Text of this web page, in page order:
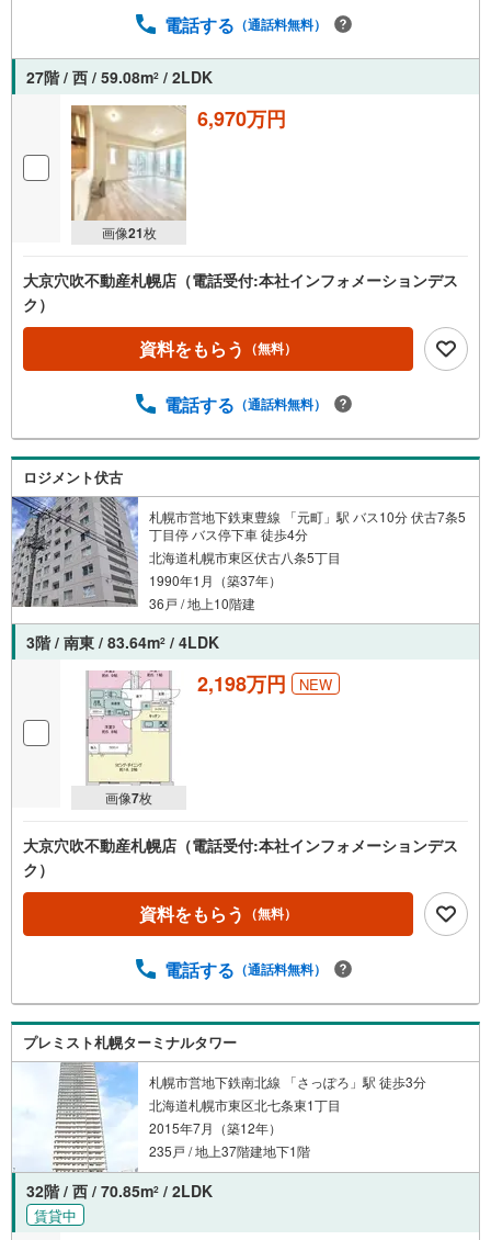
電話する （通話料無料）
27階 / 西 / 59.08m2 / 2LDK
画像21枚
6,970万円
大京穴吹不動産札幌店（電話受付:本社インフォメーションデス
ク）
資料をもらう （無料）
電話する （通話料無料）
ロジメント伏古
札幌市営地下鉄東豊線 「元町」駅 バス10分 伏古7条5
丁目停 バス停下車 徒歩4分
北海道札幌市東区伏古八条5丁目
1990年1月（築37年）
36戸 / 地上10階建
3階 / 南東 / 83.64m2 / 4LDK
画像7枚
2,198万円 NEW
大京穴吹不動産札幌店（電話受付:本社インフォメーションデス
ク）
資料をもらう （無料）
電話する （通話料無料）
プレミスト札幌ターミナルタワー
札幌市営地下鉄南北線 「さっぽろ」駅 徒歩3分
北海道札幌市東区北七条東1丁目
2015年7月（築12年）
235戸 / 地上37階建地下1階
32階 / 西 / 70.85m2 / 2LDK
賃貸中